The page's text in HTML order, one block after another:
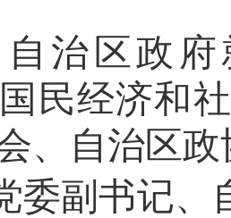
治区政
民经济和
、自治区
委副书记、